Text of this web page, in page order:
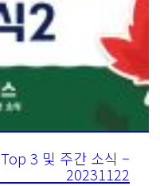
3 및 주간 소식 –
20231122